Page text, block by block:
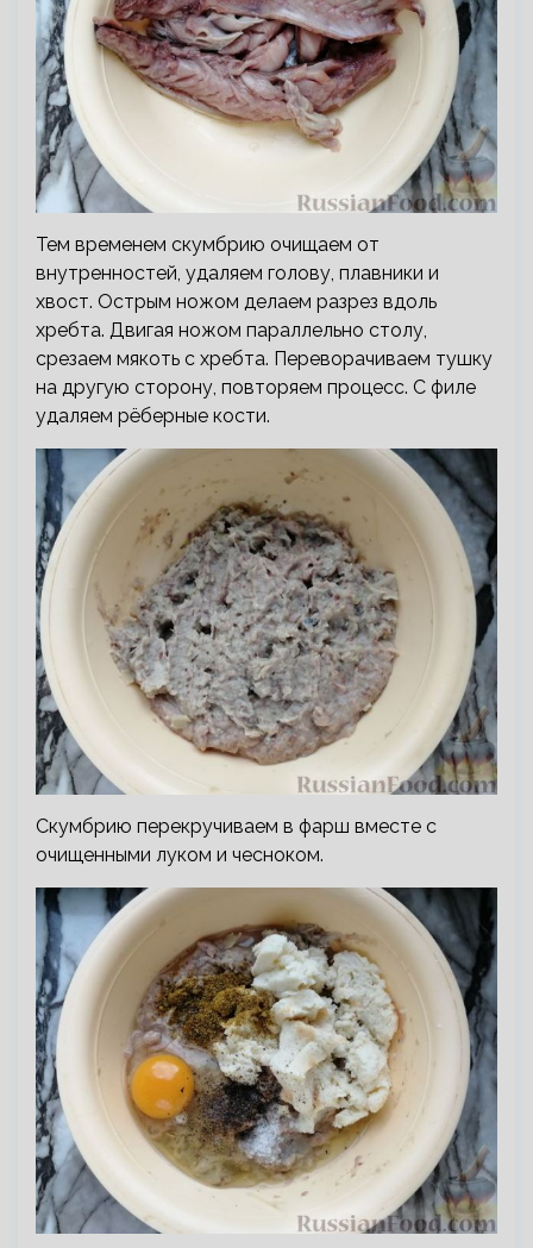
Тем временем скумбрию очищаем от
внутренностей, удаляем голову, плавники и
хвост. Острым ножом делаем разрез вдоль
хребта. Двигая ножом параллельно столу,
срезаем мякоть с хребта. Переворачиваем тушку
на другую сторону, повторяем процесс. С филе
удаляем рёберные кости.
Скумбрию перекручиваем в фарш вместе с
очищенными луком и чесноком.